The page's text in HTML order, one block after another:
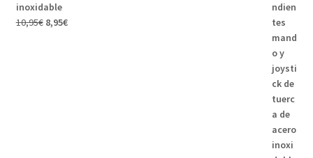
inoxidable
10,95€ 8,95€